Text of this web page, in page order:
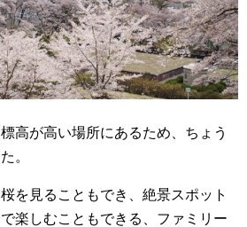
高が高い場所にあるため、ちょう
。
を見ることもでき、絶景スポット
楽しむこともできる、ファミリー